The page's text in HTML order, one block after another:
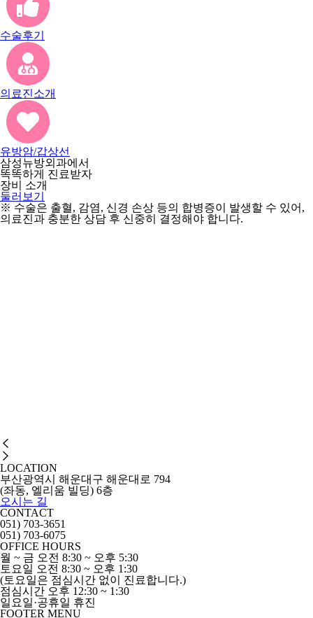
수술후기
의료진소개
유방암/갑상선
삼성뉴방외과에서
똑똑하게 진료받자
장비 소개
둘러보기
※ 수술은 출혈, 감염, 신경 손상 등의 합병증이 발생할 수 있어,
의료진과 충분한 상담 후 신중히 결정해야 합니다.
LOCATION
부산광역시 해운대구 해운대로 794
(좌동, 엘리움 빌딩) 6층
오시는 길
CONTACT
051) 703-3651
051) 703-6075
OFFICE HOURS
월 ~ 금 오전 8:30 ~ 오후 5:30
토요일 오전 8:30 ~ 오후 1:30
(토요일은 점심시간 없이 진료합니다.)
점심시간 오후 12:30 ~ 1:30
일요일·공휴일 휴진
FOOTER MENU